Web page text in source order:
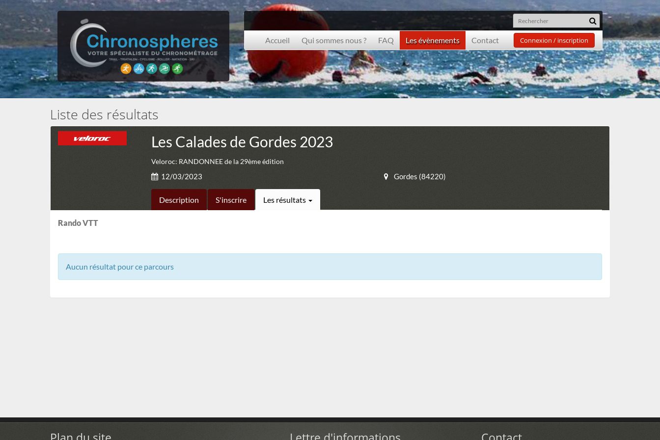
Accueil Qui sommes nous ? FAQ Les évènements Contact Connexion / inscription
Liste des résultats
Les Calades de Gordes 2023
Veloroc: RANDONNEE de la 29ème édition
12/03/2023 Gordes (84220)
Description S'inscrire Les résultats
Rando VTT
Aucun résultat pour ce parcours